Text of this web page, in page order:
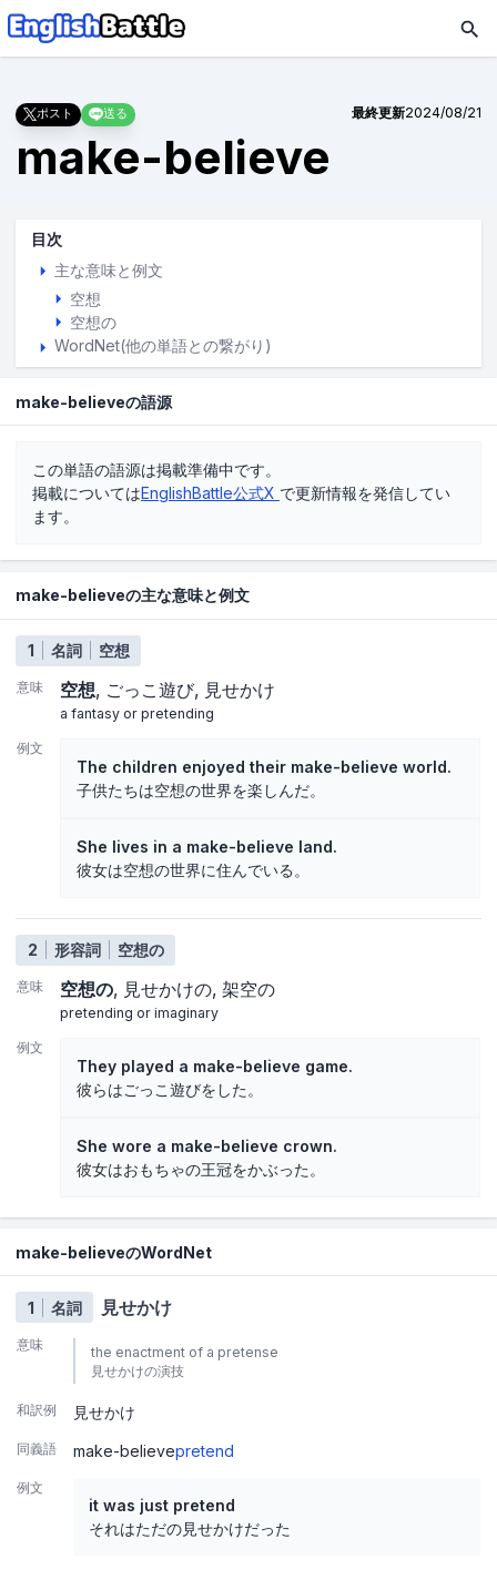
ポスト 送る 最終更新2024/08/21
make-believe
目次
主な意味と例文
空想
空想の
WordNet(他の単語との繋がり)
make-believeの語源
この単語の語源は掲載準備中です。
掲載についてはEnglishBattle公式X で更新情報を発信してい
ます。
make-believeの主な意味と例文
1 名詞 空想
意味 空想 ごっこ遊び 見せかけ
a fantasy or pretending
例文
The children enjoyed their make-believe world.
子供たちは空想の世界を楽しんだ。
She lives in a make-believe land.
彼女は空想の世界に住んでいる。
2 形容詞 空想の
意味 空想の 見せかけの 架空の
pretending or imaginary
例文
They played a make-believe game.
彼らはごっこ遊びをした。
She wore a make-believe crown.
彼女はおもちゃの王冠をかぶった。
make-believeのWordNet
1 名詞 見せかけ
意味
the enactment of a pretense
見せかけの演技
和訳例 見せかけ
同義語 make-believepretend
例文
it was just pretend
それはただの見せかけだった